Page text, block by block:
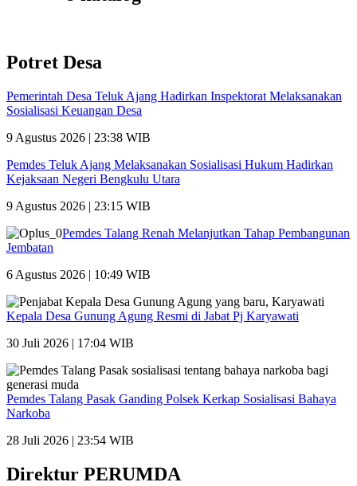
Potret Desa
Pemerintah Desa Teluk Ajang Hadirkan Inspektorat Melaksanakan
Sosialisasi Keuangan Desa
9 Agustus 2026 | 23:38 WIB
Pemdes Teluk Ajang Melaksanakan Sosialisasi Hukum Hadirkan
Kejaksaan Negeri Bengkulu Utara
9 Agustus 2026 | 23:15 WIB
Pemdes Talang Renah Melanjutkan Tahap Pembangunan
Jembatan
6 Agustus 2026 | 10:49 WIB
Kepala Desa Gunung Agung Resmi di Jabat Pj Karyawati
30 Juli 2026 | 17:04 WIB
Pemdes Talang Pasak Ganding Polsek Kerkap Sosialisasi Bahaya
Narkoba
28 Juli 2026 | 23:54 WIB
Direktur PERUMDA